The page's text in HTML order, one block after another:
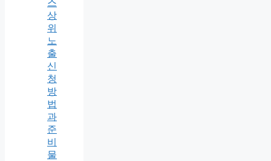
스
상
위
노
출
신
청
방
법
과
준
비
물